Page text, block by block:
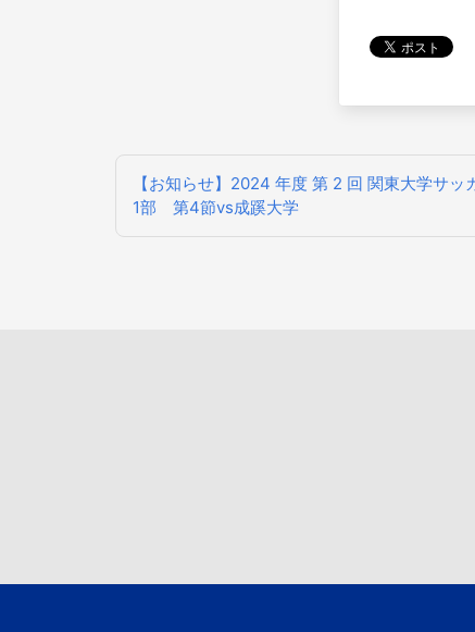
投
ビ
【お知らせ】2024 年度 第 2 回 関東大学サ
1部 第4節vs成蹊大学